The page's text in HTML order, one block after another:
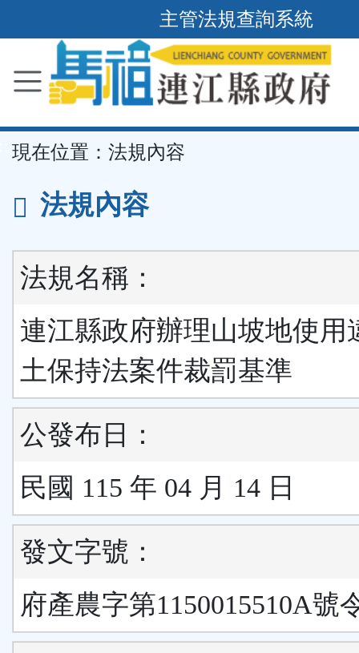
內
容
主管法規查詢系統
現在位置： 法規內容
法規內容
法規名稱：
連江縣政府辦理山坡地使用
土保持法案件裁罰基準
公發布日：
民國 115 年 04 月 14 日
發文字號：
府產農字第1150015510A號